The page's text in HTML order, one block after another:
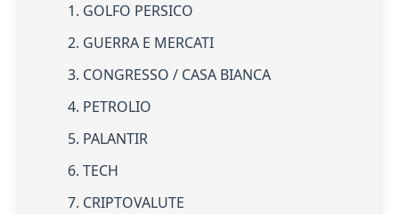
1. GOLFO PERSICO
2. GUERRA E MERCATI
3. CONGRESSO / CASA BIANCA
4. PETROLIO
5. PALANTIR
6. TECH
7. CRIPTOVALUTE